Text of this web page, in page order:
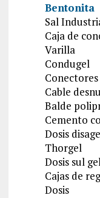
Bentonita
Sal
Caja de
Varilla
Condugel
Cable
Balde
Cemento
Dosis
Thorgel
Dosis sul
Cajas de
Dosis